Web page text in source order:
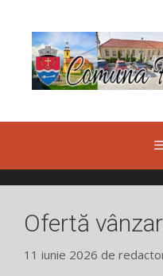
conținut
Ofertă
11 iunie 2026 de